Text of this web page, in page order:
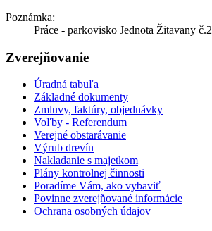
Poznámka:
Práce - parkovisko Jednota Žitavany č.2
Zverejňovanie
Úradná tabuľa
Základné dokumenty
Zmluvy, faktúry, objednávky
Voľby - Referendum
Verejné obstarávanie
Výrub drevín
Nakladanie s majetkom
Plány kontrolnej činnosti
Poradíme Vám, ako vybaviť
Povinne zverejňované informácie
Ochrana osobných údajov